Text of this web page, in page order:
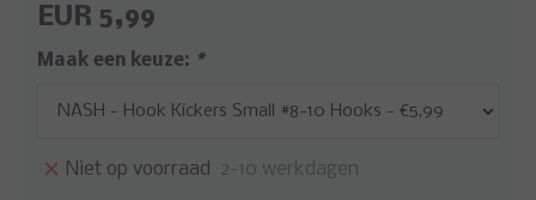
EUR 5,99
Maak een keuze: *
Niet op voorraad 2-10 werkdagen